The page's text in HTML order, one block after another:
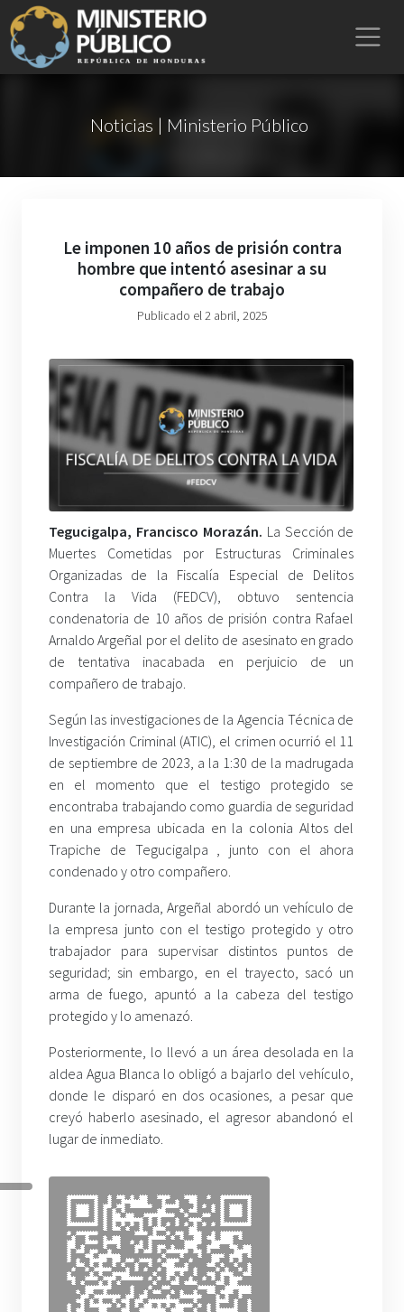
Noticias | Ministerio Público
Le imponen 10 años de prisión contra
hombre que intentó asesinar a su
compañero de trabajo
Publicado el 2 abril, 2025
Tegucigalpa, Francisco Morazán. La Sección de
Muertes Cometidas por Estructuras Criminales
Organizadas de la Fiscalía Especial de Delitos
Contra la Vida (FEDCV), obtuvo sentencia
condenatoria de 10 años de prisión contra Rafael
Arnaldo Argeñal por el delito de asesinato en grado
de tentativa inacabada en perjuicio de un
compañero de trabajo.
Según las investigaciones de la Agencia Técnica de
Investigación Criminal (ATIC), el crimen ocurrió el 11
de septiembre de 2023, a la 1:30 de la madrugada
en el momento que el testigo protegido se
encontraba trabajando como guardia de seguridad
en una empresa ubicada en la colonia Altos del
Trapiche de Tegucigalpa , junto con el ahora
condenado y otro compañero.
Durante la jornada, Argeñal abordó un vehículo de
la empresa junto con el testigo protegido y otro
trabajador para supervisar distintos puntos de
seguridad; sin embargo, en el trayecto, sacó un
arma de fuego, apuntó a la cabeza del testigo
protegido y lo amenazó.
Posteriormente, lo llevó a un área desolada en la
aldea Agua Blanca lo obligó a bajarlo del vehículo,
donde le disparó en dos ocasiones, a pesar que
creyó haberlo asesinado, el agresor abandonó el
lugar de inmediato.